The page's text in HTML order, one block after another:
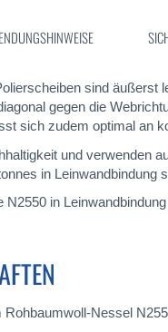
sind äußerst
gegen die
sich zudem optimal an
und verwenden
in Leinwandbindung
in
Nessel